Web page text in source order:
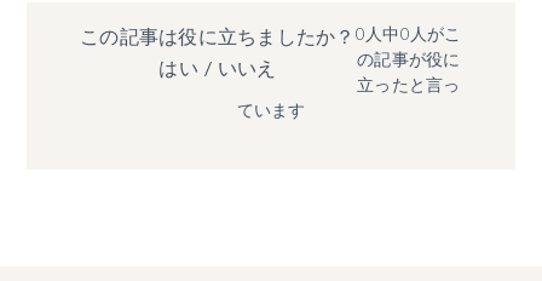
この記事は役に立ちましたか？
はい / いいえ
0人中0人がこ
の記事が役に
立ったと言っ
ています